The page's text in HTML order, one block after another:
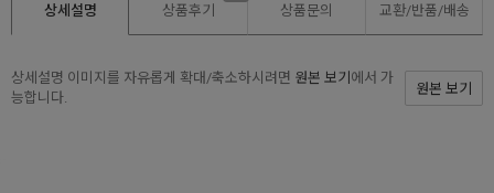
상세설명 상품후기 상품문의 교환/반품/배송
상세설명 이미지를 자유롭게 확대/축소하시려면 원본 보기 에서 가
능합니다.
원본 보기